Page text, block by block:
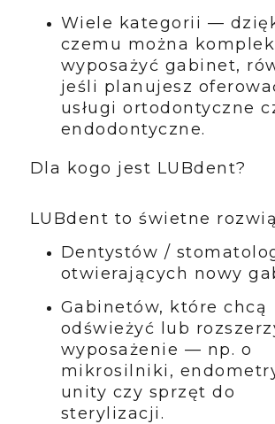
Wiele kategorii —
czemu można
wyposażyć gabinet,
jeśli planujesz
usługi ortodontyczne
endodontyczne.
Dla kogo jest LUBdent?
LUBdent to świetne
Dentystów /
otwierających nowy
Gabinetów, które chcą
odświeżyć lub
wyposażenie — np. o
mikrosilniki,
unity czy sprzęt do
sterylizacji.